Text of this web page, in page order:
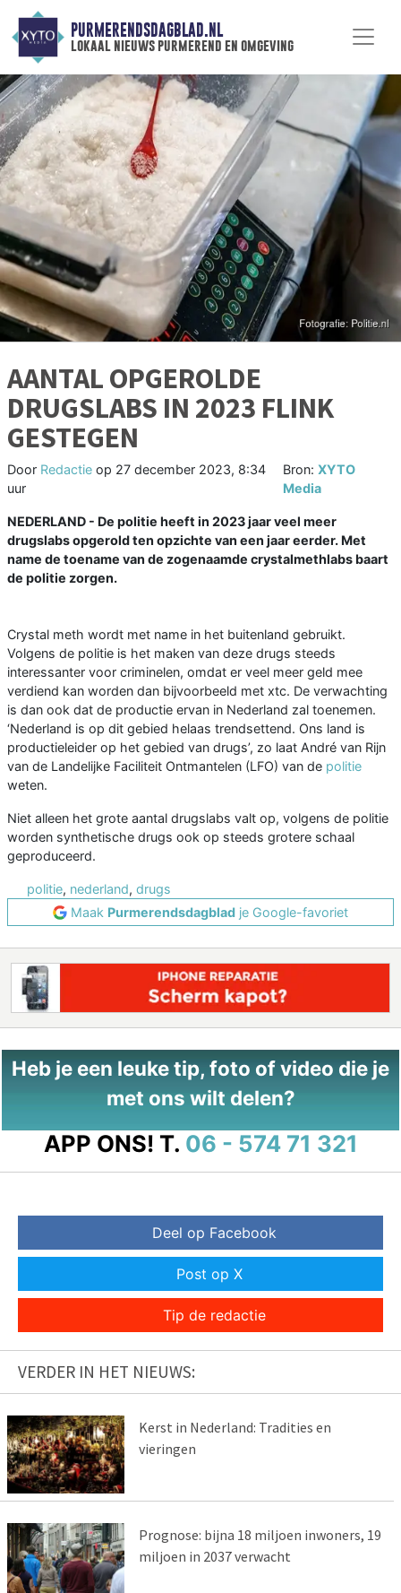
PURMERENDSDAGBLAD.NL
lokaal nieuws purmerend en omgeving
AANTAL OPGEROLDE
DRUGSLABS IN 2023 FLINK
GESTEGEN
Door Redactie op 27 december 2023, 8:34
uur
Bron: XYTO
Media
NEDERLAND - De politie heeft in 2023 jaar veel meer
drugslabs opgerold ten opzichte van een jaar eerder. Met
name de toename van de zogenaamde crystalmethlabs baart
de politie zorgen.
Crystal meth wordt met name in het buitenland gebruikt.
Volgens de politie is het maken van deze drugs steeds
interessanter voor criminelen, omdat er veel meer geld mee
verdiend kan worden dan bijvoorbeeld met xtc. De verwachting
is dan ook dat de productie ervan in Nederland zal toenemen.
‘Nederland is op dit gebied helaas trendsettend. Ons land is
productieleider op het gebied van drugs’, zo laat André van Rijn
van de Landelijke Faciliteit Ontmantelen (LFO) van de politie
weten.
Niet alleen het grote aantal drugslabs valt op, volgens de politie
worden synthetische drugs ook op steeds grotere schaal
geproduceerd.
politie, nederland, drugs
Maak Purmerendsdagblad je Google-favoriet
Heb je een leuke tip, foto of video die je
met ons wilt delen?
APP ONS! T. 06 - 574 71 321
Deel op Facebook
Post op X
Tip de redactie
VERDER IN HET NIEUWS:
Kerst in Nederland: Tradities en
vieringen
Prognose: bijna 18 miljoen inwoners, 19
miljoen in 2037 verwacht